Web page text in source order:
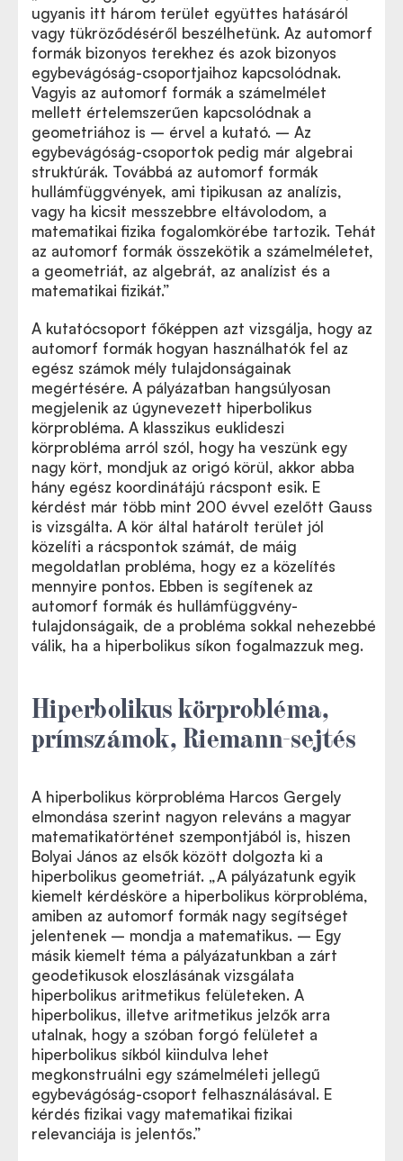
ugyanis itt három terület együttes hatásáról
vagy tükröződéséről beszélhetünk. Az automorf
formák bizonyos terekhez és azok bizonyos
egybevágóság-csoportjaihoz kapcsolódnak.
Vagyis az automorf formák a számelmélet
mellett értelemszerűen kapcsolódnak a
geometriához is – érvel a kutató. – Az
egybevágóság-csoportok pedig már algebrai
struktúrák. Továbbá az automorf formák
hullámfüggvények, ami tipikusan az analízis,
vagy ha kicsit messzebbre eltávolodom, a
matematikai fizika fogalomkörébe tartozik. Tehát
az automorf formák összekötik a számelméletet,
a geometriát, az algebrát, az analízist és a
matematikai fizikát.”
A kutatócsoport főképpen azt vizsgálja, hogy az
automorf formák hogyan használhatók fel az
egész számok mély tulajdonságainak
megértésére. A pályázatban hangsúlyosan
megjelenik az úgynevezett hiperbolikus
körprobléma. A klasszikus euklideszi
körprobléma arról szól, hogy ha veszünk egy
nagy kört, mondjuk az origó körül, akkor abba
hány egész koordinátájú rácspont esik. E
kérdést már több mint 200 évvel ezelőtt Gauss
is vizsgálta. A kör által határolt terület jól
közelíti a rácspontok számát, de máig
megoldatlan probléma, hogy ez a közelítés
mennyire pontos. Ebben is segítenek az
automorf formák és hullámfüggvény-
tulajdonságaik, de a probléma sokkal nehezebbé
válik, ha a hiperbolikus síkon fogalmazzuk meg.
Hiperbolikus körprobléma,
prímszámok, Riemann-sejtés
A hiperbolikus körprobléma Harcos Gergely
elmondása szerint nagyon releváns a magyar
matematikatörténet szempontjából is, hiszen
Bolyai János az elsők között dolgozta ki a
hiperbolikus geometriát. „A pályázatunk egyik
kiemelt kérdésköre a hiperbolikus körprobléma,
amiben az automorf formák nagy segítséget
jelentenek – mondja a matematikus. – Egy
másik kiemelt téma a pályázatunkban a zárt
geodetikusok eloszlásának vizsgálata
hiperbolikus aritmetikus felületeken. A
hiperbolikus, illetve aritmetikus jelzők arra
utalnak, hogy a szóban forgó felületet a
hiperbolikus síkból kiindulva lehet
megkonstruálni egy számelméleti jellegű
egybevágóság-csoport felhasználásával. E
kérdés fizikai vagy matematikai fizikai
relevanciája is jelentős.”